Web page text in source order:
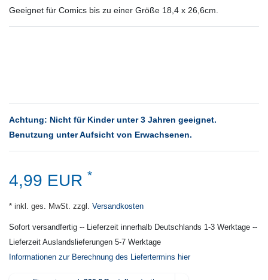
Geeignet für Comics bis zu einer Größe 18,4 x 26,6cm.
Achtung: Nicht für Kinder unter 3 Jahren geeignet.
Benutzung unter Aufsicht von Erwachsenen.
4,99 EUR *
* inkl. ges. MwSt. zzgl. Versandkosten
Sofort versandfertig -- Lieferzeit innerhalb Deutschlands 1-3 Werktage --
Lieferzeit Auslandslieferungen 5-7 Werktage
Informationen zur Berechnung des Liefertermins hier